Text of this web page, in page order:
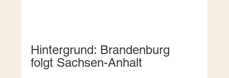
Hintergrund: Brandenburg
folgt Sachsen-Anhalt